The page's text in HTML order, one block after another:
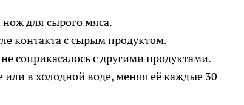
для сырого мяса.
контакта с сырым продуктом.
соприкасалось с другими продуктами.
в холодной воде, меняя её каждые 30